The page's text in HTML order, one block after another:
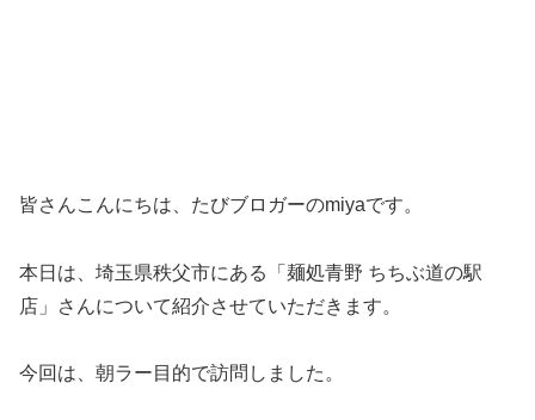
皆さんこんにちは、たびブロガーのmiyaです。
本日は、埼玉県秩父市にある「麺処青野 ちちぶ道の駅
店」さんについて紹介させていただきます。
今回は、朝ラー目的で訪問しました。